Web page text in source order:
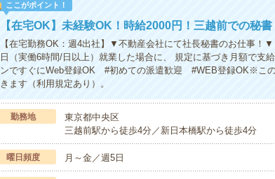
ここがポイント！
【在宅OK】未経験OK！時給2000円！三越前での秘書
【在宅勤務OK：週4出社】▼不動産会社にて社長秘書のお仕事！
日（実働6時間/日以上）就業した場合に、 規定に基づき月額で支
ンですぐにWeb登録OK #初めての派遣歓迎 #WEB登録OK※こ
きます（利用規定あり）。
勤務地
東京都中央区
三越前駅から徒歩4分／新日本橋駅から徒歩4分
曜日頻度 月～金／週5日